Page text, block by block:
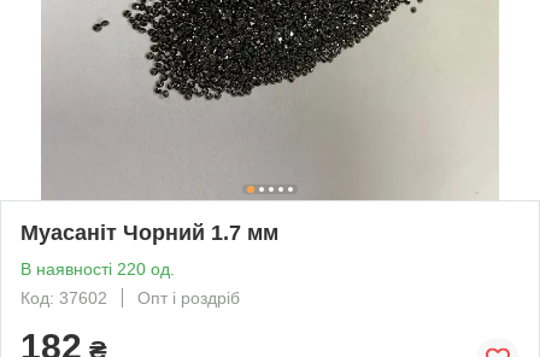
Муасанiт Чорний 1.7 мм
В наявності 220 од.
Код: 37602
Опт і роздріб
182 ₴